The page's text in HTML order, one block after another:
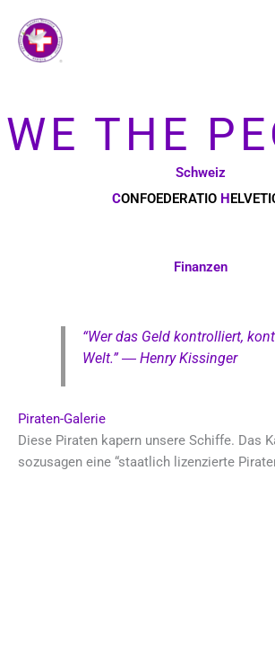
content
WE THE
Schweiz
CONFOEDERATIO H
Finanzen
“Wer das Geld kontrolliert,
Welt.” ― Henry Kissinger
Piraten-Galerie
Diese Piraten kapern unsere Schiffe. Das
sozusagen eine “staatlich lizenzierte